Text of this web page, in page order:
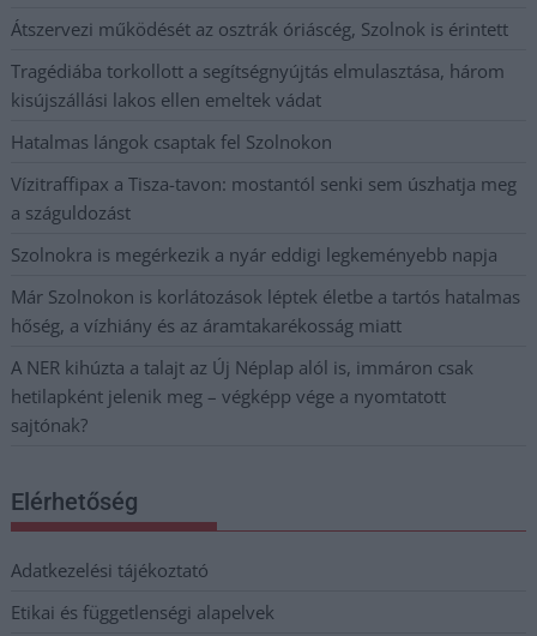
Átszervezi működését az osztrák óriáscég, Szolnok is érintett
Tragédiába torkollott a segítségnyújtás elmulasztása, három
kisújszállási lakos ellen emeltek vádat
Hatalmas lángok csaptak fel Szolnokon
Vízitraffipax a Tisza-tavon: mostantól senki sem úszhatja meg
a száguldozást
Szolnokra is megérkezik a nyár eddigi legkeményebb napja
Már Szolnokon is korlátozások léptek életbe a tartós hatalmas
hőség, a vízhiány és az áramtakarékosság miatt
A NER kihúzta a talajt az Új Néplap alól is, immáron csak
hetilapként jelenik meg – végképp vége a nyomtatott
sajtónak?
Elérhetőség
Adatkezelési tájékoztató
Etikai és függetlenségi alapelvek